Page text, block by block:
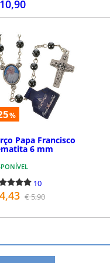
%
Papa Francisco
6 mm
10
€ 5,90